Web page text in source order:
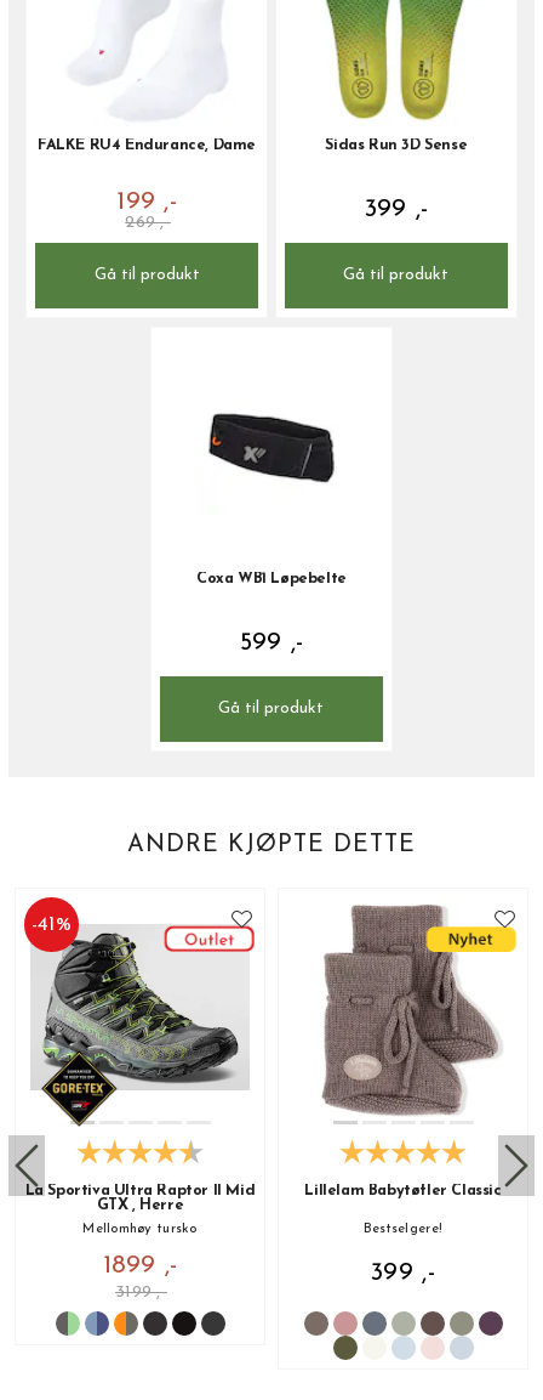
FALKE RU4 Endurance, Dame
199 ,-
269 ,-
Gå til produkt
Sidas Run 3D Sense
399 ,-
Gå til produkt
Coxa WB1 Løpebelte
599 ,-
Gå til produkt
ANDRE KJØPTE DETTE
-41 %
La Sportiva Ultra Raptor II Mid
GTX , Herre
Mellomhøy tursko
1899 ,-
3199 ,-
Lillelam Babytøfler Classic
Bestselgere!
399 ,-